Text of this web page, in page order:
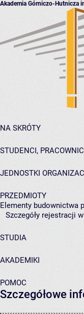
Akademia Górniczo-Hutnicza
NA SKRÓTY
STUDENCI,
JEDNOSTKI
PRZEDMIOTY
Elementy budownictwa
Szczegóły rejestracji
STUDIA
AKADEMIKI
POMOC
Szczegółowe